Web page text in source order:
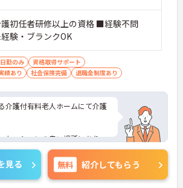
初任者研修以上の資格 ■経験不問
験・ブランクOK
日勤のみ
資格取得サポート
績あり
社会保険完備 退職金制度あり
介護付有料老人ホームにて介護
ケーションの良い場所にあり、
設です。
非一度マイナビまでお問い合わ
詳細などお伝えします！
見る 無料 紹介してもらう